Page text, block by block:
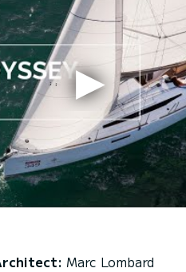
Marc Lombard